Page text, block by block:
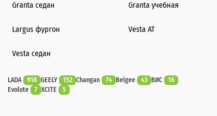
Granta седан Granta учебная
Largus фургон Vesta AT
Vesta седан
LADA 918 GEELY 152 Changan 74 Belgee 43 ВИС
16
Evolute
7 XCITE 5